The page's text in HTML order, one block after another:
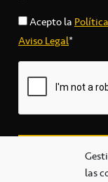
las
Acepto la
Aviso Legal*